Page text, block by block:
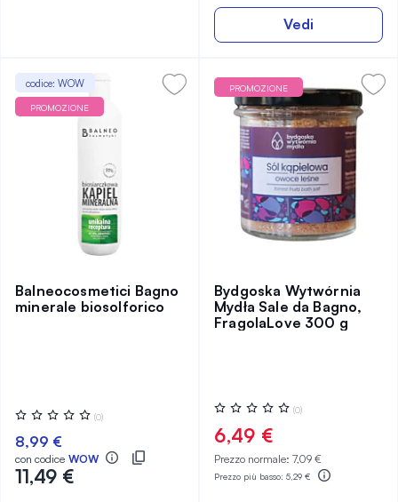
Vedi
codice: WOW
PROMOZIONE
Balneocosmetici Bagno
minerale biosolforico
Valutazione:
0%
(0)
8,99 €
con codice WOW
11,49 €
PROMOZIONE
Bydgoska Wytwórnia
Mydła Sale da Bagno,
FragolaLove 300 g
Valutazione:
0%
(0)
6,49 €
Prezzo normale: 7,09 €
Prezzo più basso: 5,29 €